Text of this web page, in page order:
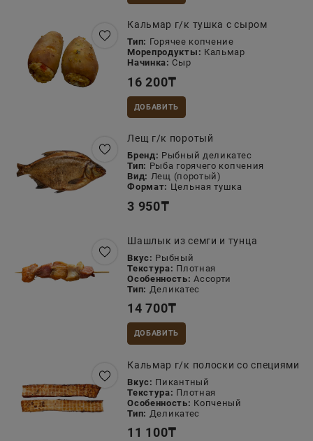
Кальмар г/к тушка с сыром
Тип: Горячее копчение
Морепродукты: Кальмар
Начинка: Сыр
16 200₸
ДОБАВИТЬ
Лещ г/к поротый
Бренд: Рыбный деликатес
Тип: Рыба горячего копчения
Вид: Лещ (поротый)
Формат: Цельная тушка
3 950₸
Шашлык из семги и тунца
Вкус: Рыбный
Текстура: Плотная
Особенность: Ассорти
Тип: Деликатес
14 700₸
ДОБАВИТЬ
Кальмар г/к полоски со специями
Вкус: Пикантный
Текстура: Плотная
Особенность: Копченый
Тип: Деликатес
11 100₸